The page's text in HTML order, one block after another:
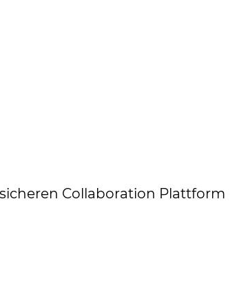
Collaboration Plattform